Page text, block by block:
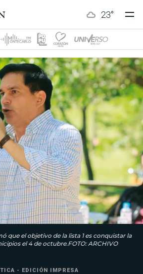
23°
que el objetivo de la lista 1 es conquistar la
el 4 de octubre.FOTO: ARCHIVO
- EDICIÓN IMPRESA